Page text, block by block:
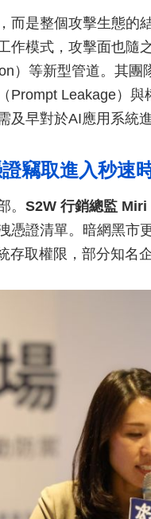
而是整個攻擊生態的
作模式，攻擊面也隨
）等新型管道。其
Prompt Leakage）
及早對於AI應用系統
竊取進入秒速
。 S2W 行銷總監 Miri
憑證清單。暗網黑市
存取權限，部分知名